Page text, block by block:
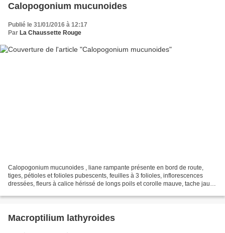
Calopogonium mucunoides
Publié le 31/01/2016 à 12:17
Par La Chaussette Rouge
Calopogonium mucunoides , liane rampante présente en bord de route,
tiges, pétioles et folioles pubescents, feuilles à 3 folioles, inflorescences
dressées, fleurs à calice hérissé de longs poils et corolle mauve, tache jaune
Macroptilium lathyroides